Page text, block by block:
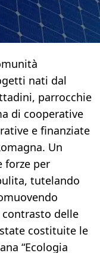
nati dal
parrocchie
di cooperative
e finanziate
Un
forze per
tutelando
delle
costituite le
“Ecologia